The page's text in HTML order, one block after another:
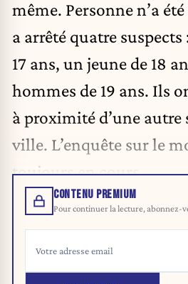
même. Personne n’a
a arrêté quatre
17 ans, un jeune de 18
hommes de 19 ans. Ils
à proximité d’une autre
ville. L’enquête sur le
toujours en cours.
CONTENU PREMIUM
Pour continuer la lecture, abonnez-